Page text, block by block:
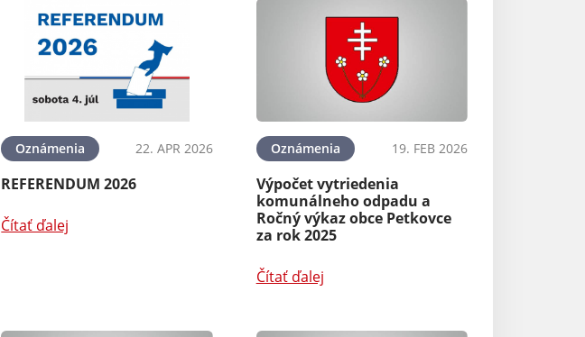
Oznámenia 22. APR 2026
REFERENDUM 2026
Čítať ďalej
Oznámenia 19. FEB 2026
Výpočet vytriedenia
komunálneho odpadu a
Ročný výkaz obce Petkovce
za rok 2025
Čítať ďalej